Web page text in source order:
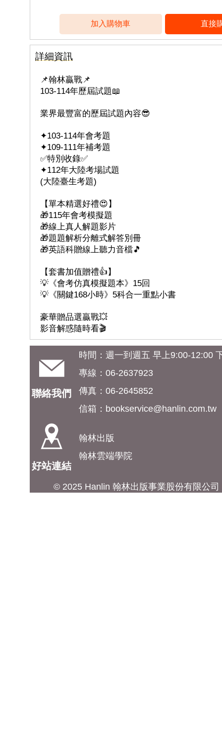
詳細資訊
📌翰林贏戰📌
103-114年歷屆試題📖
業界最豐富的歷屆試題內容😎
✦103-114年會考題
✦109-111年補考題
✅特別收錄✅
✦112年大陸考場試題
(大陸臺生考題)
【單本精選好禮😍】
🎁115年會考模擬題
🎁線上真人解題影片
🎁題題解析分離式解答別冊
🎁英語科贈線上聽力音檔🎵
【套書加值贈禮👍】
💡《會考仿真模擬題本》15回
💡《關鍵168小時》5科合一重點小書
豪華贈品選贏戰💥
影音解惑隨時看🎬
聯絡我們
時間：週一到週五 早上9:00-12:00
專線：06-2637923
傳真：06-2645852
信箱： bookservice@hanlin.com.tw
好站連結
翰林出版
翰林雲端學院
© 2025 Hanlin 翰林出版事業股份有限公司